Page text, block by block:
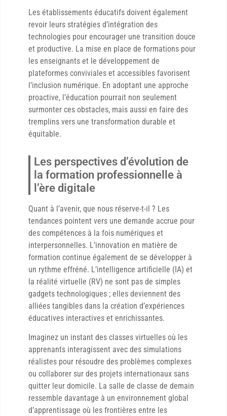
Les établissements éducatifs doivent également
revoir leurs stratégies d’intégration des
technologies pour encourager une transition douce
et productive. La mise en place de formations pour
les enseignants et le développement de
plateformes conviviales et accessibles favorisent
l’inclusion numérique. En adoptant une approche
proactive, l’éducation pourrait non seulement
surmonter ces obstacles, mais aussi en faire des
tremplins vers une transformation durable et
équitable.
Les perspectives d’évolution de
la formation professionnelle à
l’ère digitale
Quant à l’avenir, que nous réserve-t-il ? Les
tendances pointent vers une demande accrue pour
des compétences à la fois numériques et
interpersonnelles. L’innovation en matière de
formation continue également de se développer à
un rythme effréné. L’intelligence artificielle (IA) et
la réalité virtuelle (RV) ne sont pas de simples
gadgets technologiques ; elles deviennent des
alliées tangibles dans la création d’expériences
éducatives interactives et enrichissantes.
Imaginez un instant des classes virtuelles où les
apprenants interagissent avec des simulations
réalistes pour résoudre des problèmes complexes
ou collaborer sur des projets internationaux sans
quitter leur domicile. La salle de classe de demain
ressemble davantage à un environnement global
d’apprentissage où les frontières entre les